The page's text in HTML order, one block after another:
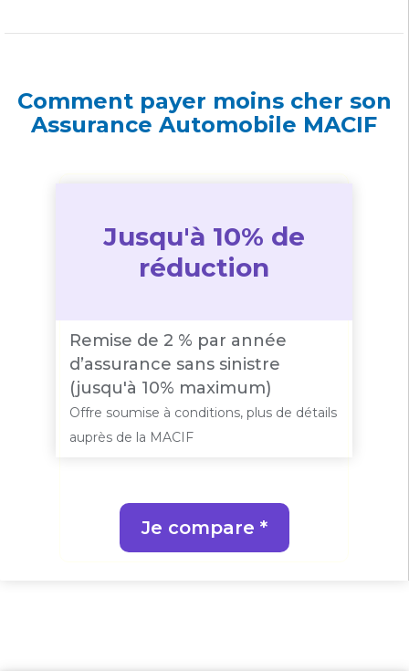
Comment payer moins cher son
Assurance Automobile MACIF
Jusqu'à 10% de
réduction
Remise de 2 % par année
d’assurance sans sinistre
(jusqu'à 10% maximum)
Offre soumise à conditions, plus de détails
auprès de la MACIF
Je compare *